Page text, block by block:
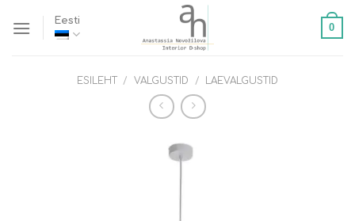
Eesti
0
ESILEHT / VALGUSTID / LAEVALGUSTID